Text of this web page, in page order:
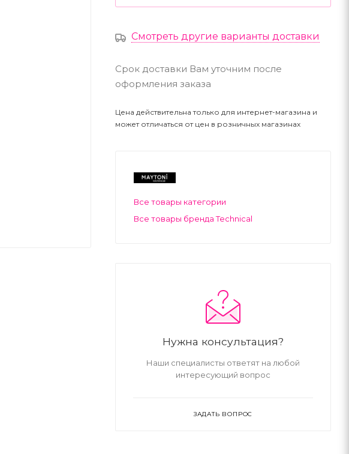
Смотреть другие варианты доставки
Срок доставки Вам уточним после
оформления заказа
Цена действительна только для интернет-магазина и
может отличаться от цен в розничных магазинах
Все товары категории
Все товары бренда Technical
Нужна консультация?
Наши специалисты ответят на любой
интересующий вопрос
ЗАДАТЬ ВОПРОС